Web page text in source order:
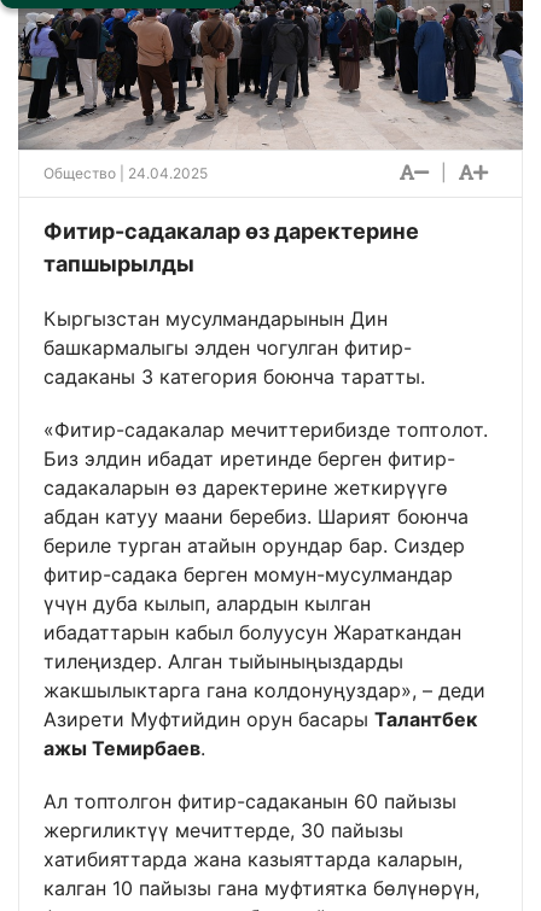
Общество | 24.04.2025
Фитир-садакалар өз даректерине
тапшырылды
Кыргызстан мусулмандарынын Дин
башкармалыгы элден чогулган фитир-
садаканы 3 категория боюнча таратты.
«Фитир-садакалар мечиттерибизде топтолот.
Биз элдин ибадат иретинде берген фитир-
садакаларын өз даректерине жеткирүүгө
абдан катуу маани беребиз. Шарият боюнча
бериле турган атайын орундар бар. Сиздер
фитир-садака берген момун-мусулмандар
үчүн дуба кылып, алардын кылган
ибадаттарын кабыл болуусун Жараткандан
тилеңиздер. Алган тыйыныңыздарды
жакшылыктарга гана колдонуңуздар», – деди
Азирети Муфтийдин орун басары Талантбек
ажы Темирбаев.
Ал топтолгон фитир-садаканын 60 пайызы
жергиликтүү мечиттерде, 30 пайызы
хатибияттарда жана казыяттарда каларын,
калган 10 пайызы гана муфтиятка бөлүнөрүн,